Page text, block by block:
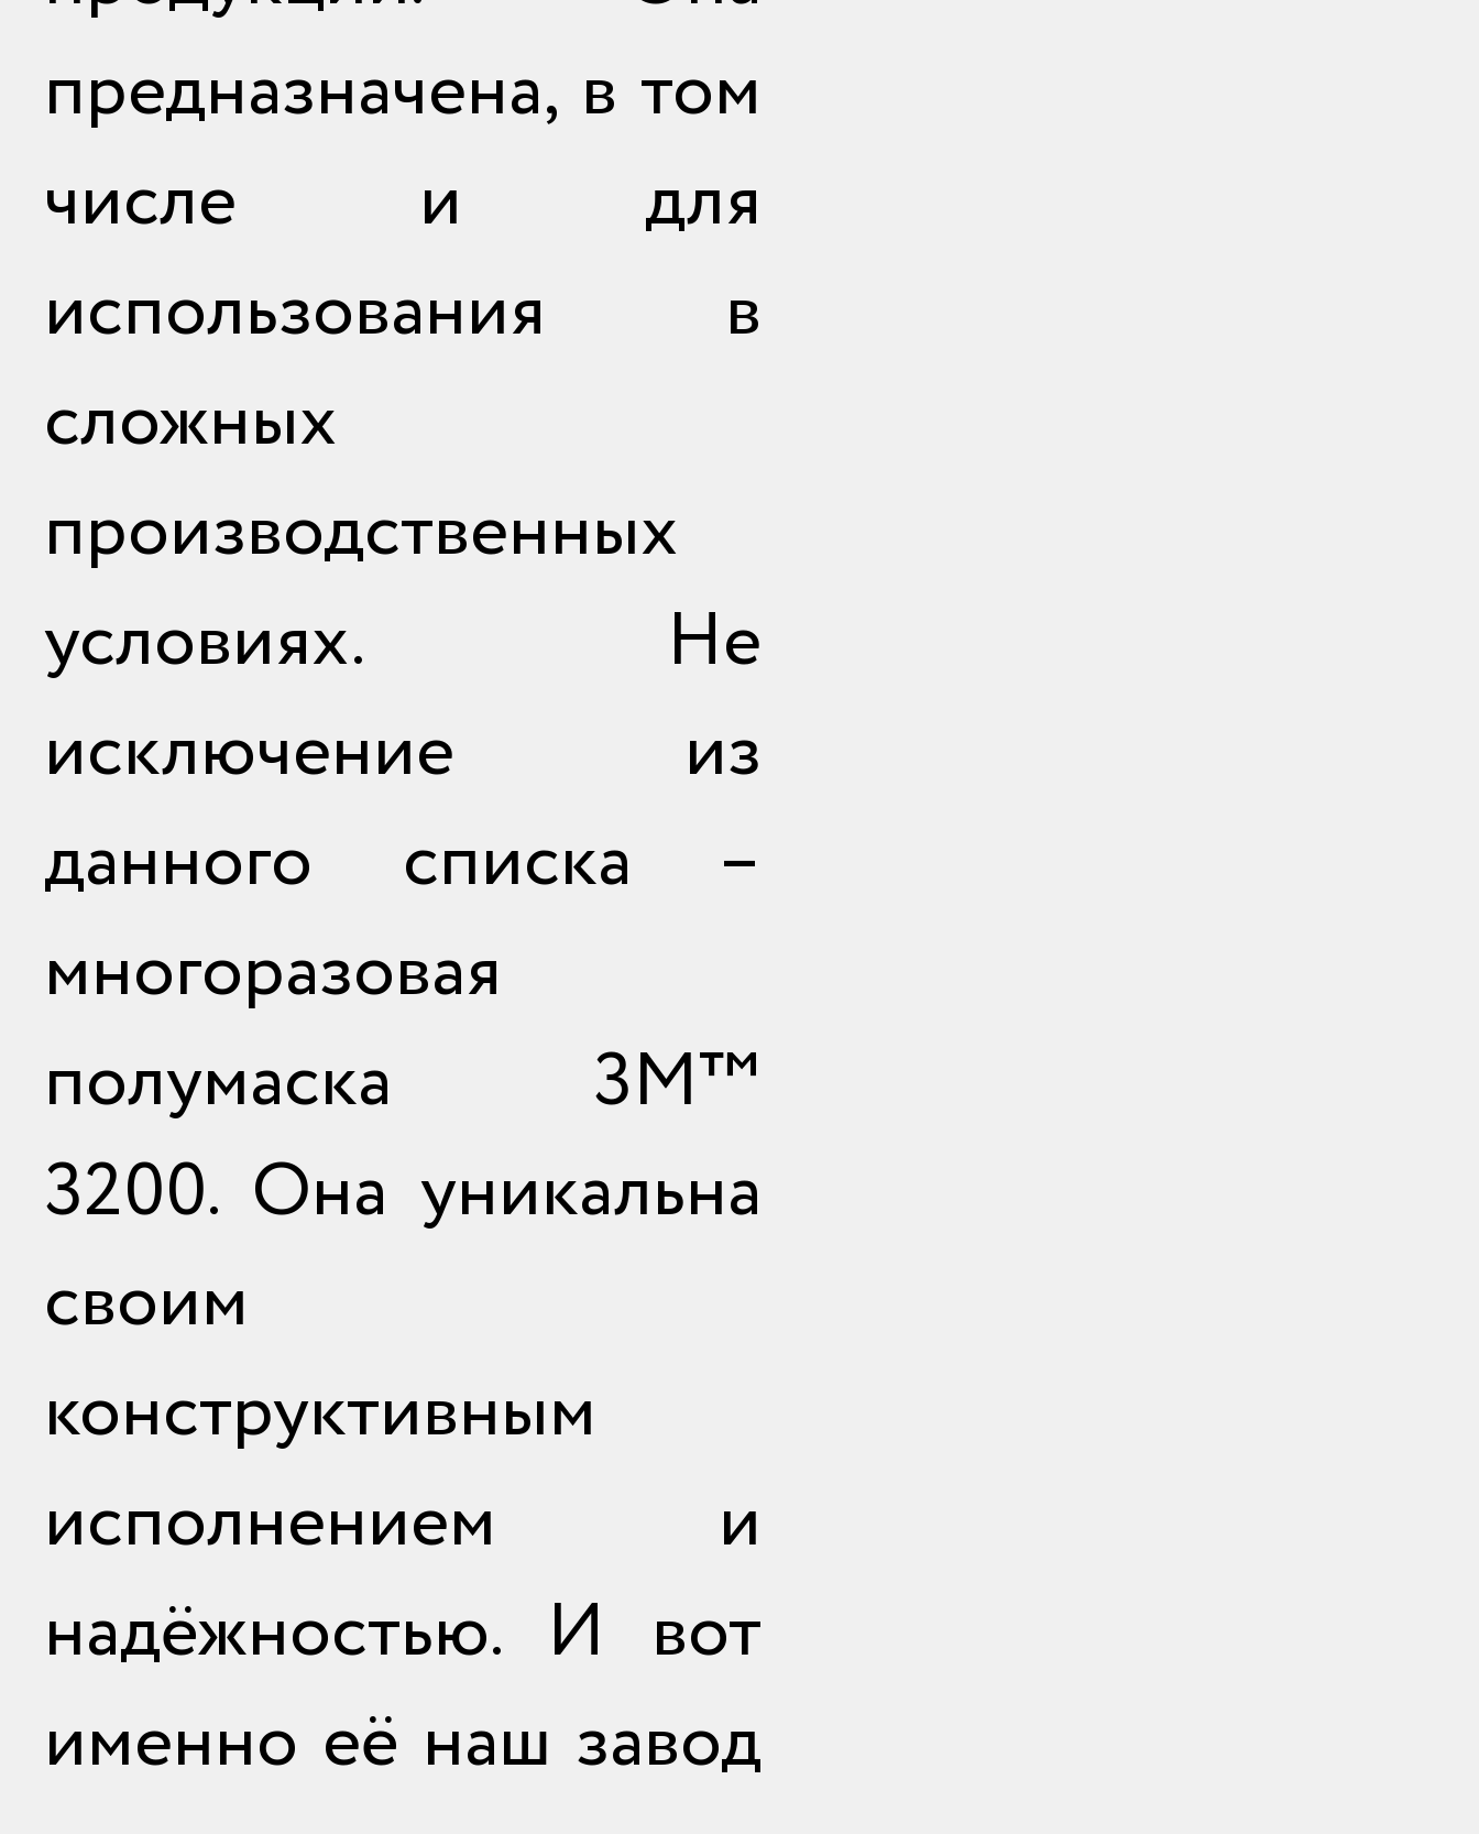
предназначена, в том
числе и для
использования в
сложных
производственных
условиях. Не
исключение из
данного списка –
многоразовая
полумаска 3M™
3200. Она уникальна
своим
конструктивным
исполнением и
надёжностью. И вот
именно её наш завод